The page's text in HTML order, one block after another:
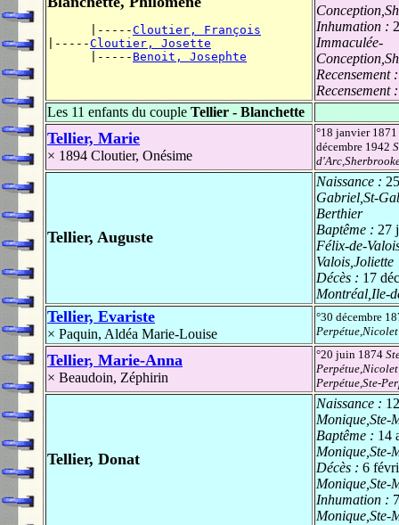
      |-----
Cloutier, François
|-----Cloutier, Josette
      |-----
Benoit, Josephte
Inhumation :
Immaculée-
Recensement
Recensement
Les 11 enfants du couple Tellier - Blanchette
Tellier, Marie
× 1894 Cloutier, Onésime
°18 janvier 1871
décembre 1942
Tellier, Auguste
Naissance :
Gabriel,St-
Berthier
Baptême : 27
Félix-de-
Valois,Joliette
Décès : 17
Montréal,Ile-
Tellier, Evariste
× Paquin, Aldéa Marie-Louise
°30 décembre
Perpétue,Nicolet
Tellier, Marie-Anna
× Beaudoin, Zéphirin
°20 juin 1874
Perpétue,Nicolet
Perpétue,Ste-
Tellier, Donat
Naissance :
Monique,Ste-
Baptême : 14
Monique,Ste-
Décès : 6
Monique,Ste-
Inhumation :
Monique,Ste-